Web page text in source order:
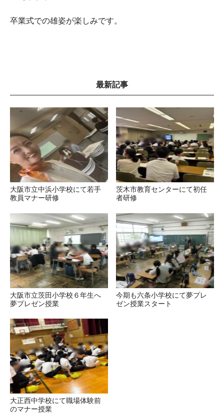
卒業式での雄姿が楽しみです。
最新記事
大阪市立中浜小学校にて若手
教員マナー研修
茨木市教育センターにて初任
者研修
大阪市立茨田小学校６年生へ
夢プレゼン授業
今期も六条小学校にて夢プレ
ゼン授業スタート
大正西中学校にて職場体験前
のマナー授業